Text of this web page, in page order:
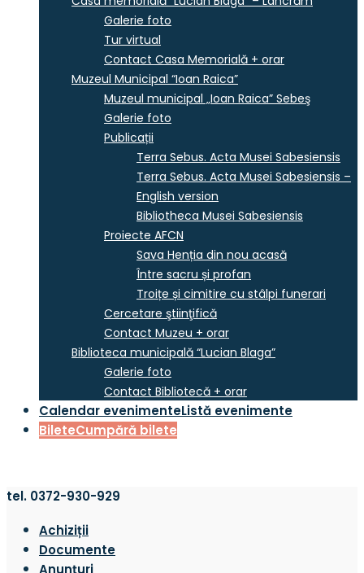
Galerie foto
Tur virtual
Contact Casa Memorială + orar
Muzeul Municipal “Ioan Raica”
Muzeul municipal „Ioan Raica” Sebeş
Galerie foto
Publicații
Terra Sebus. Acta Musei Sabesiensis
Terra Sebus. Acta Musei Sabesiensis –
English version
Bibliotheca Musei Sabesiensis
Proiecte AFCN
Sava Henția din nou acasă
Între sacru și profan
Troițe și cimitire cu stâlpi funerari
Cercetare ştiinţifică
Contact Muzeu + orar
Biblioteca municipală “Lucian Blaga”
Galerie foto
Contact Bibliotecă + orar
Calendar evenimenteListă evenimente
BileteCumpără bilete
tel. 0372-930-929
Achiziții
Documente
Anunțuri